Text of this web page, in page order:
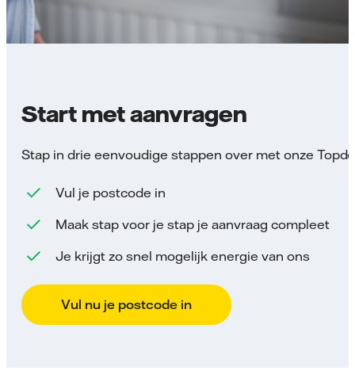
Start met aanvragen
Stap in drie eenvoudige stappen over met onze
Vul je postcode in
Maak stap voor je stap je aanvraag compleet
Je krijgt zo snel mogelijk energie van ons
Vul nu je postcode in